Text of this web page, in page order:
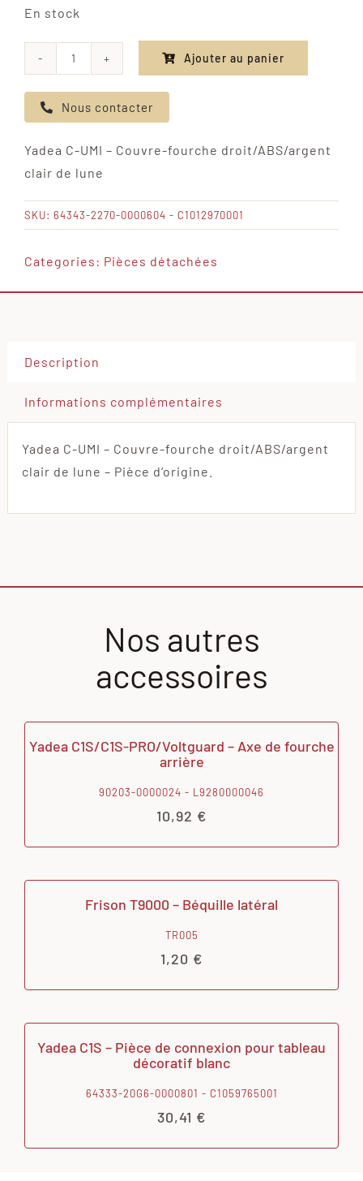
En stock
de
Yadea
UMI
-
Couvre-
fourche
de
Ajouter au panier
Nous contacter
Yadea C-UMI – Couvre-fourche droit/ABS/argent
clair de lune
SKU: 64343-2270-0000604 - C1012970001
Categories: Pièces détachées
Description
Informations complémentaires
Yadea C-UMI – Couvre-fourche droit/ABS/argent
clair de lune – Pièce d’origine.
Nos autres
accessoires
Yadea C1S/C1S-PRO/Voltguard – Axe de fourche
arrière
90203-0000024 - L9280000046
10,92 €
Frison T9000 – Béquille latéral
TR005
1,20 €
Yadea C1S – Pièce de connexion pour tableau
décoratif blanc
64333-20G6-0000801 - C1059765001
30,41 €